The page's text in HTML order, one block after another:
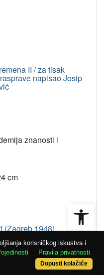
II / za tisak
napisao Josip
znanosti i
cm
(Zagreb 1948)
26
korisničkog iskustva i
Pravila privatnosti
Dopusti kolačiće